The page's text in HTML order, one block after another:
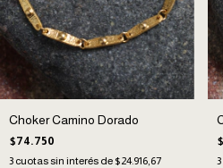
Choker Camino Dorado
$74.750
3 cuotas sin interés de $24.916,67 3